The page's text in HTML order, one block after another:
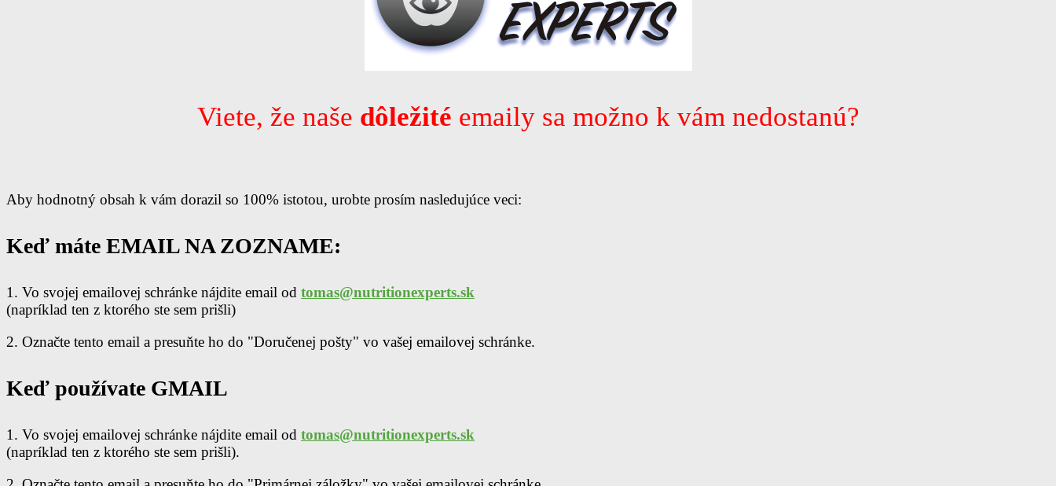
Viete, že naše dôležité emaily sa možno k vám nedostanú?
Aby hodnotný obsah k vám dorazil so 100% istotou, urobte prosím nasledujúce veci:
Keď máte EMAIL NA ZOZNAME:
1. Vo svojej emailovej schránke nájdite email od tomas@nutritionexperts.sk
(napríklad ten z ktorého ste sem prišli)
2. Označte tento email a presuňte ho do "Doručenej pošty" vo vašej emailovej schránke.
Keď používate GMAIL
1. Vo svojej emailovej schránke nájdite email od tomas@nutritionexperts.sk
(napríklad ten z ktorého ste sem prišli).